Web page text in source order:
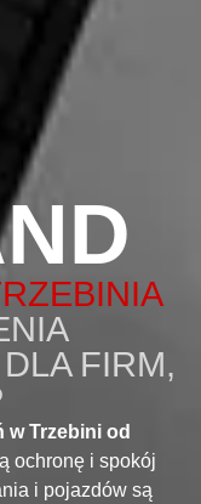
FIRM,
w Trzebini od
ochronę i spokój
i pojazdów są